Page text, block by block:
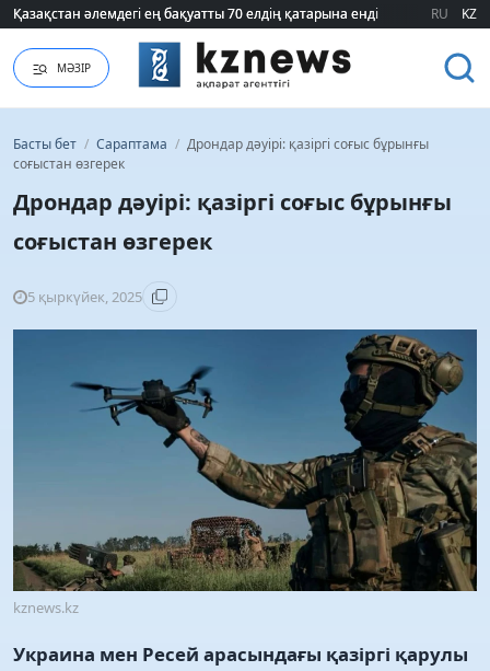
Қазақстан әлемдегі ең бақуатты 70 елдің қатарына енді
Қазақстан әлемдегі ең бақуатты 70 елдің қатарына енді RU KZ
МӘЗІР
Басты бет / Сараптама / Дрондар дәуірі: қазіргі соғыс бұрынғы
соғыстан өзгерек
Дрондар дәуірі: қазіргі соғыс бұрынғы
соғыстан өзгерек
5 қыркүйек, 2025
kznews.kz
Украина мен Ресей арасындағы қазіргі қарулы